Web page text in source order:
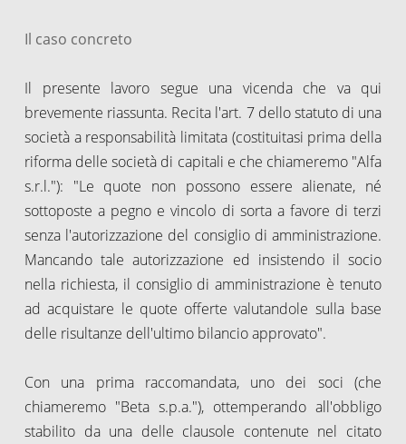
Il caso concreto
Il presente lavoro segue una vicenda che va qui
brevemente riassunta. Recita l'art. 7 dello statuto di una
società a responsabilità limitata (costituitasi prima della
riforma delle società di capitali e che chiameremo "Alfa
s.r.l."): "Le quote non possono essere alienate, né
sottoposte a pegno e vincolo di sorta a favore di terzi
senza l'autorizzazione del consiglio di amministrazione.
Mancando tale autorizzazione ed insistendo il socio
nella richiesta, il consiglio di amministrazione è tenuto
ad acquistare le quote offerte valutandole sulla base
delle risultanze dell'ultimo bilancio approvato".
Con una prima raccomandata, uno dei soci (che
chiameremo "Beta s.p.a."), ottemperando all'obbligo
stabilito da una delle clausole contenute nel citato